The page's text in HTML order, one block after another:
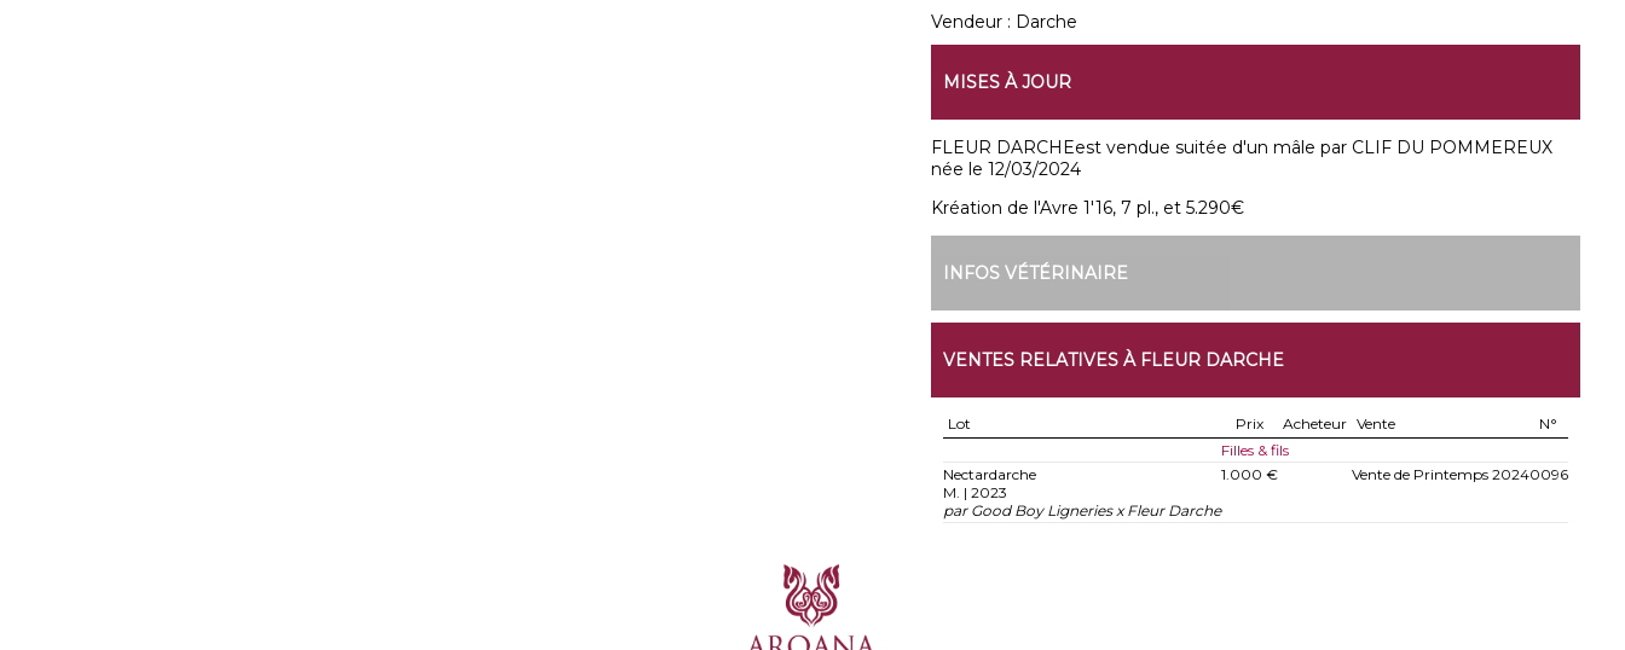
Vendeur : Darche
MISES À JOUR
FLEUR DARCHEest vendue suitée d'un mâle par CLIF DU POMMEREUX
née le 12/03/2024
Kréation de l'Avre 1'16, 7 pl., et 5.290€
INFOS VÉTÉRINAIRE
VENTES RELATIVES À FLEUR DARCHE
Lot Prix Acheteur Vente
N°
Filles & fils
Nectardarche
M. | 2023
par Good Boy Ligneries x Fleur Darche
1.000 € Vente de Printemps 20240096